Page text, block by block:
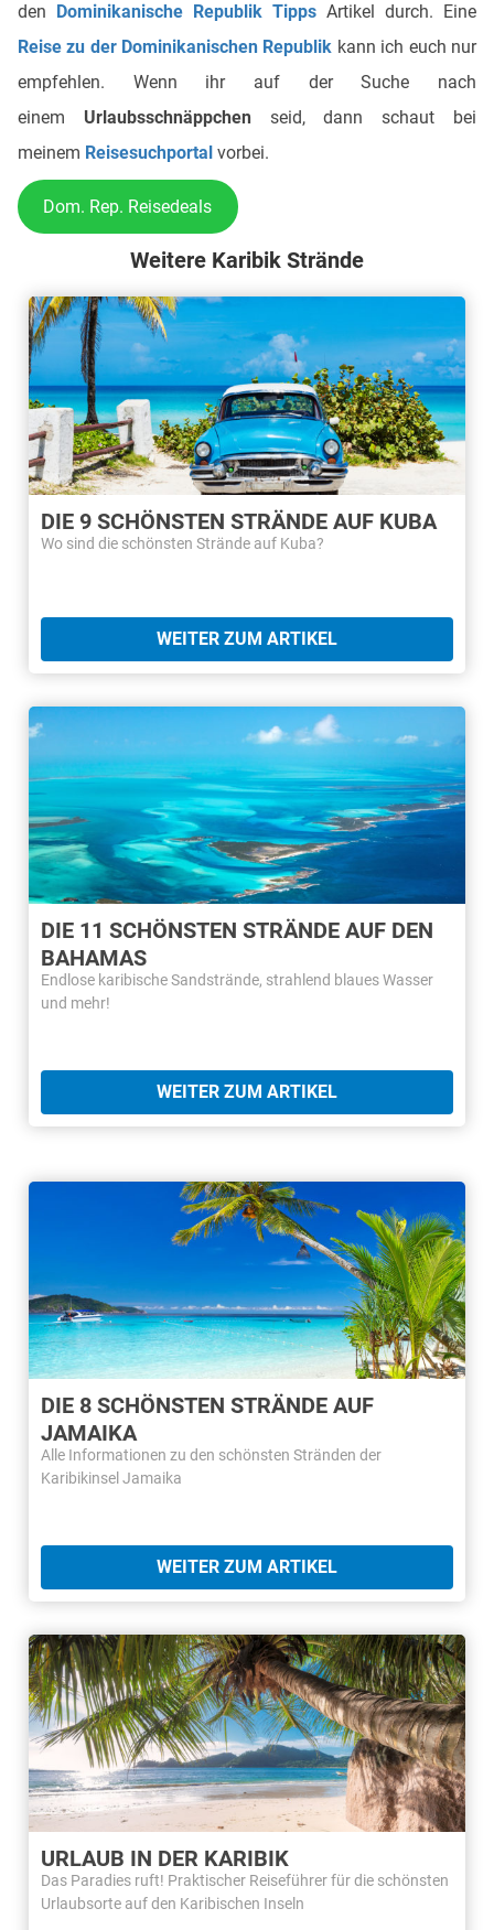
den Dominikanische Republik TippsArtikel durch. Eine
Reise zu der Dominikanischen Republik kann ich euch nur
empfehlen. Wenn ihr auf der Suche nach
einem Urlaubsschnäppchenseid, dann schaut bei
meinem Reisesuchportal vorbei.
Dom. Rep. Reisedeals
Weitere Karibik Strände
DIE 9 SCHÖNSTEN STRÄNDE AUF KUBA
Wo sind die schönsten Strände auf Kuba?
WEITER ZUM ARTIKEL
DIE 11 SCHÖNSTEN STRÄNDE AUF DEN
BAHAMAS
Endlose karibische Sandstrände, strahlend blaues Wasser
und mehr!
WEITER ZUM ARTIKEL
DIE 8 SCHÖNSTEN STRÄNDE AUF
JAMAIKA
Alle Informationen zu den schönsten Stränden der
Karibikinsel Jamaika
WEITER ZUM ARTIKEL
URLAUB IN DER KARIBIK
Das Paradies ruft! Praktischer Reiseführer für die schönsten
Urlaubsorte auf den Karibischen Inseln